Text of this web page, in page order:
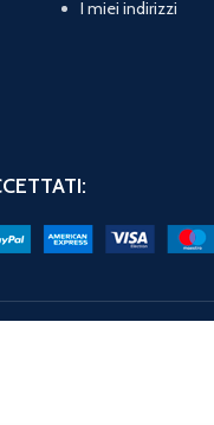
I miei indirizzi